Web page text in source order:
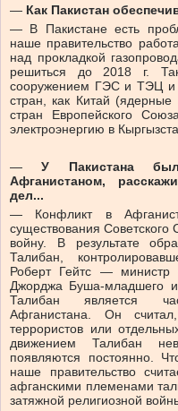
— Как Пакистан
— В Пакистане есть
наше правительство
над прокладкой
решиться до 2018 г.
сооружением ГЭС и ТЭЦ и
стран, как Китай
стран Европейского
электроэнергию в
—У Пакистана
Афганистаном,
дел...
— Конфликт в
существования
войну. В результате
Талибан,
Роберт Гейтс — министр
Джорджа Буша-младшего
Талибан является
Афганистана. Он
террористов или
движением Талибан
появляются постоянно.
наше правительство
афганскими племенами
затяжной религиозной